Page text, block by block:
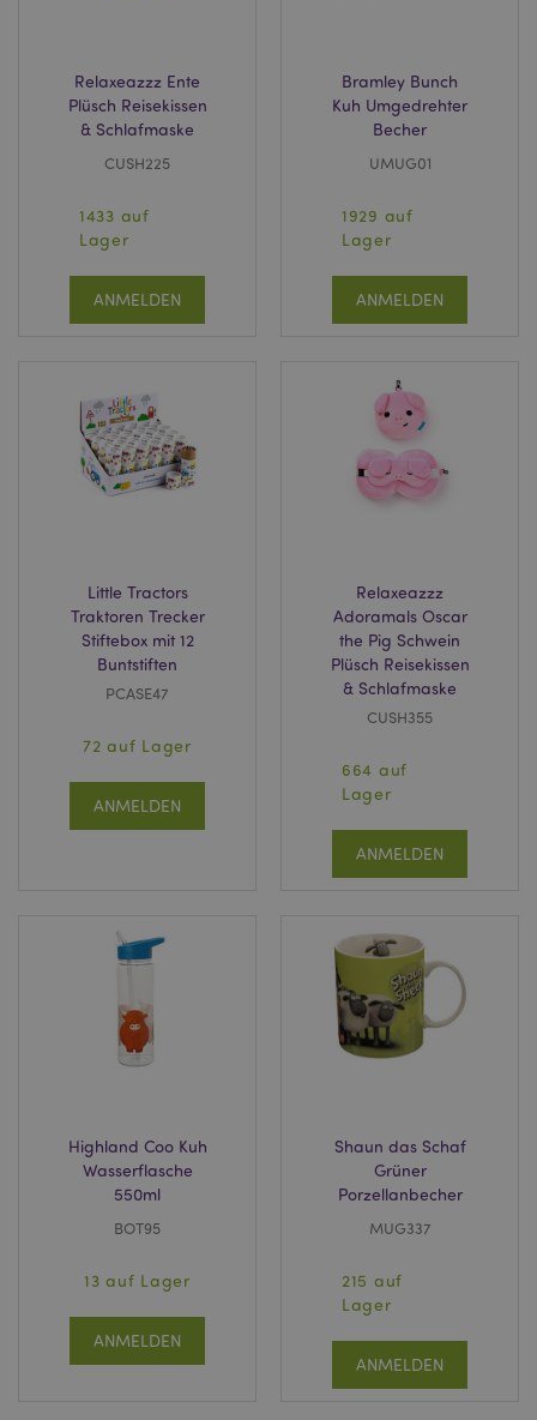
Relaxeazzz Ente
Plüsch Reisekissen
& Schlafmaske
CUSH225
1433 auf
Lager
ANMELDEN
Bramley Bunch
Kuh Umgedrehter
Becher
UMUG01
1929 auf
Lager
ANMELDEN
Little Tractors
Traktoren Trecker
Stiftebox mit 12
Buntstiften
PCASE47
72 auf Lager
ANMELDEN
Relaxeazzz
Adoramals Oscar
the Pig Schwein
Plüsch Reisekissen
& Schlafmaske
CUSH355
664 auf
Lager
ANMELDEN
Highland Coo Kuh
Wasserflasche
550ml
BOT95
13 auf Lager
ANMELDEN
Shaun das Schaf
Grüner
Porzellanbecher
MUG337
215 auf
Lager
ANMELDEN